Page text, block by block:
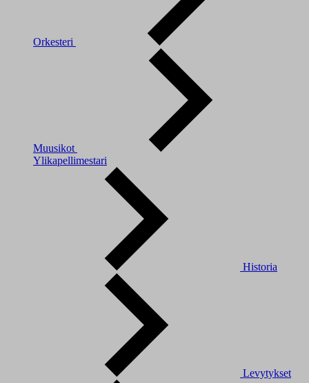
Orkesteri
Muusikot
Ylikapellimestari
Historia
Levytykset